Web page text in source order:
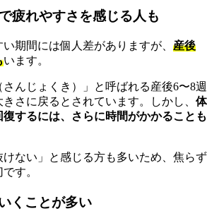
疲れやすさを感じる人も
期間には個人差がありますが、 産後
います。
んじょくき）」と呼ばれる産後6〜8週
さに戻るとされています。しかし、 体
するには、さらに時間がかかることも
けない」と感じる方も多いため、焦らず
す。
くことが多い